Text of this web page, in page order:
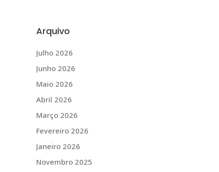
Arquivo
Julho 2026
Junho 2026
Maio 2026
Abril 2026
Março 2026
Fevereiro 2026
Janeiro 2026
Novembro 2025